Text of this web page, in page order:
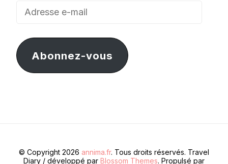
Adresse
mail
Abonnez-vous
© Copyright 2026 annima.fr. Tous droits réservés. Travel
Diary / développé par Blossom Themes. Propulsé par